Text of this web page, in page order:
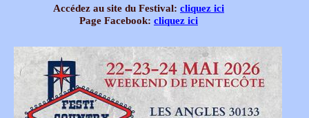
Accédez au site du Festival: cliquez ici
Page Facebook: cliquez ici